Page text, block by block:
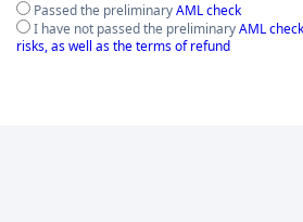
Passed the preliminaryAML check
I have not passed the preliminaryAML check
risks, as well as the terms of refund